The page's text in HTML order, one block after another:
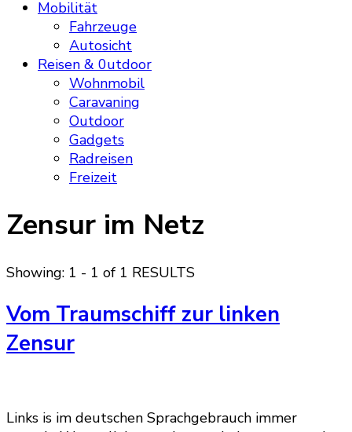
Mobilität
Fahrzeuge
Autosicht
Reisen & 0utdoor
Wohnmobil
Caravaning
Outdoor
Gadgets
Radreisen
Freizeit
Zensur im Netz
Showing: 1 - 1 of 1 RESULTS
Vom Traumschiff zur linken
Zensur
Links is im deutschen Sprachgebrauch immer